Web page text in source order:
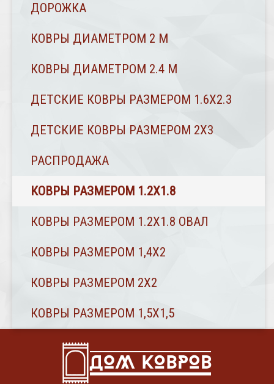
ДОРОЖКА
КОВРЫ ДИАМЕТРОМ 2 М
КОВРЫ ДИАМЕТРОМ 2.4 M
ДЕТСКИЕ КОВРЫ РАЗМЕРОМ 1.6Х2.3
ДЕТСКИЕ КОВРЫ РАЗМЕРОМ 2Х3
РАСПРОДАЖА
КОВРЫ РАЗМЕРОМ 1.2Х1.8
КОВРЫ РАЗМЕРОМ 1.2Х1.8 ОВАЛ
КОВРЫ РАЗМЕРОМ 1,4Х2
КОВРЫ РАЗМЕРОМ 2Х2
КОВРЫ РАЗМЕРОМ 1,5Х1,5